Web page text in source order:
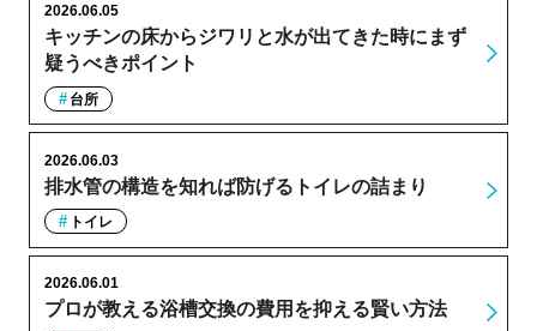
キッチンの床からジワリと水が出てきた時にまず
疑うべきポイント
2026.06.05
台所
排水管の構造を知れば防げるトイレの詰まり
2026.06.03
トイレ
プロが教える浴槽交換の費用を抑える賢い方法
2026.06.01